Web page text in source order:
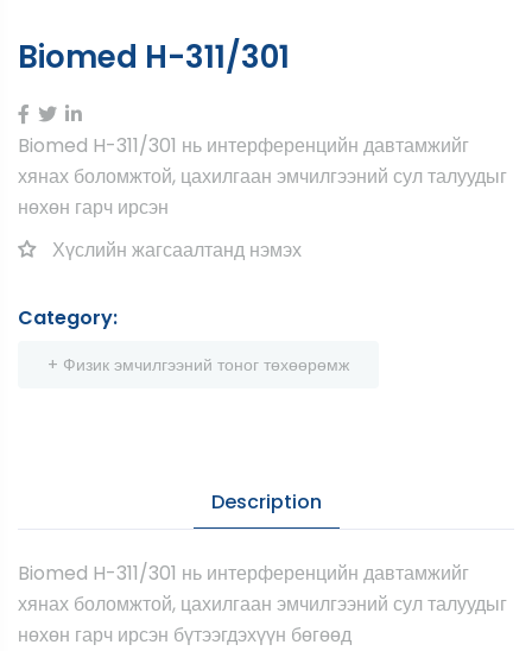
Biomed H-311/301
Biomed H-311/301 нь интерференцийн давтамжийг
хянах боломжтой, цахилгаан эмчилгээний сул талуудыг
нөхөн гарч ирсэн
Хүслийн жагсаалтанд нэмэх
Category:
+ Физик эмчилгээний тоног төхөөрөмж
Description
Biomed H-311/301 нь интерференцийн давтамжийг
хянах боломжтой, цахилгаан эмчилгээний сул талуудыг
нөхөн гарч ирсэн бүтээгдэхүүн бөгөөд